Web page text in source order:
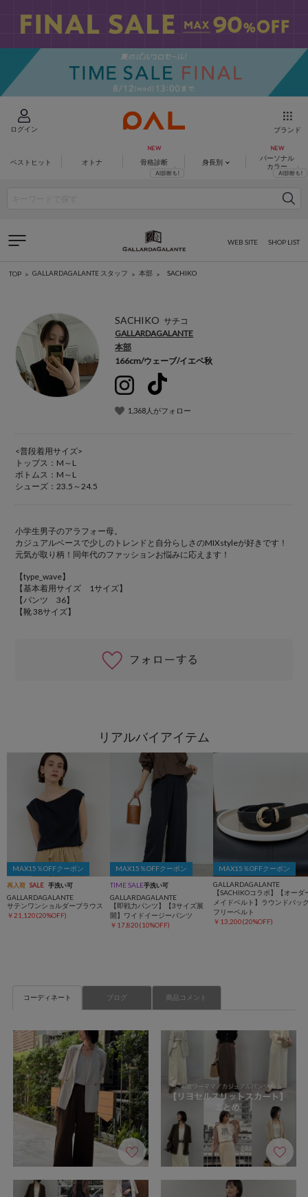
ログイン ブランド
ベストヒット オトナ 骨格診断 身長別
パーソナル
カラー
SHOP LIST
WEB SITE
TOP GALLARDAGALANTE スタッフ 本部 SACHIKO
SACHIKO サチコ
GALLARDAGALANTE
本部
166cm/ウェーブ/イエベ秋
1,368人がフォロー
<普段着用サイズ>
トップス：M～L
ボトムス：M～L
シューズ：23.5～24.5
小学生男子のアラフォー母。
カジュアルベースで少しのトレンドと自分らしさのMIXstyleが好きです！
元気が取り柄！同年代のファッションお悩みに応えます！
【type_wave】
【基本着用サイズ 1サイズ】
【パンツ 36】
【靴 38サイズ】
リアルバイアイテム
MAX15％OFFクーポン
再入荷 SALE 手洗い可
GALLARDAGALANTE
サテンワンショルダーブラウス
￥21,120(20%OFF)
MAX15％OFFクーポン
TIME SALE手洗い可
GALLARDAGALANTE
【即戦力パンツ】【3サイズ展
開】ワイドイージーパンツ
￥17,820(10%OFF)
MAX15％OFFクーポン
GALLARDAGALANTE
【SACHIKOコラボ】【オーダ
メイドベルト】ラウンドバッ
フリーベルト
￥13,200(20%OFF)
コーディネート ブログ 商品コメント